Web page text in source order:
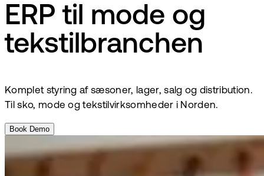
ERP til mode og
tekstilbranchen
Komplet styring af sæsoner, lager, salg og distribution.
Til sko, mode og tekstilvirksomheder i Norden.
Book Demo